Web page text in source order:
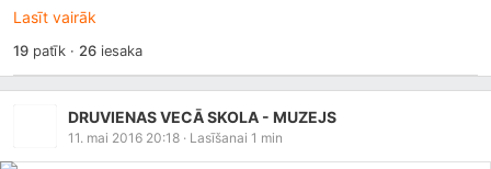
Lasīt vairāk
19patīk · 26iesaka
DRUVIENAS VECĀ SKOLA - MUZEJS
11. mai 2016 20:18 · Lasīšanai 1 min